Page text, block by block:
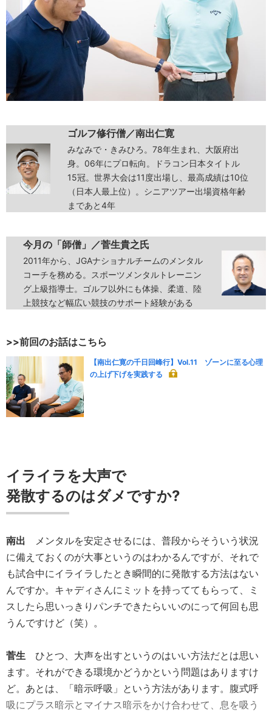
ゴルフ修行僧／南出仁寛
みなみで・きみひろ。78年生まれ、大阪府出
身。06年にプロ転向。ドラコン日本タイトル
15冠。世界大会は11度出場し、最高成績は10位
（日本人最上位）。シニアツアー出場資格年齢
まであと4年
今月の「師僧」／菅生貴之氏
2011年から、JGAナショナルチームのメンタル
コーチを務める。スポーツメンタルトレーニン
グ上級指導士。ゴルフ以外にも体操、柔道、陸
上競技など幅広い競技のサポート経験がある
>>前回のお話はこちら
【南出仁寛の千日回峰行】Vol.11 ゾーンに至る心理
の上げ下げを実践する
イライラを大声で
発散するのはダメですか?
南出 メンタルを安定させるには、普段からそういう状況
に備えておくのが大事というのはわかるんですが、それで
も試合中にイライラしたとき瞬間的に発散する方法はない
んですか。キャディさんにミットを持っててもらって、ミ
スしたら思いっきりパンチできたらいいのにって何回も思
うんですけど（笑）。
菅生 ひとつ、大声を出すというのはいい方法だとは思い
ます。それができる環境かどうかという問題はありますけ
ど。あとは、「暗示呼吸」という方法があります。腹式呼
吸にプラス暗示とマイナス暗示をかけ合わせて、息を吸う